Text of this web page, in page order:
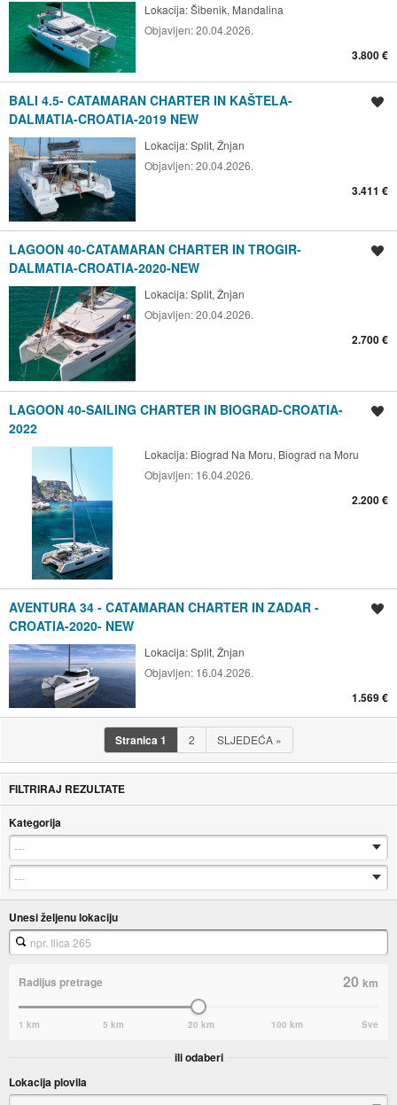
Lokacija:Šibenik, Mandalina
Objavljen:20.04.2026.
3.800 €
BALI 4.5- CATAMARAN CHARTER IN KAŠTELA-
DALMATIA-CROATIA-2019 NEW
Lokacija:Split, Žnjan
Objavljen:20.04.2026.
3.411 €
LAGOON 40-CATAMARAN CHARTER IN TROGIR-
DALMATIA-CROATIA-2020-NEW
Lokacija:Split, Žnjan
Objavljen:20.04.2026.
2.700 €
LAGOON 40-SAILING CHARTER IN BIOGRAD-CROATIA-
2022
Lokacija: Biograd Na Moru, Biograd na Moru
Objavljen: 16.04.2026.
2.200 €
AVENTURA 34 - CATAMARAN CHARTER IN ZADAR -
CROATIA-2020- NEW
Lokacija:Split, Žnjan
Objavljen: 16.04.2026.
1.569 €
Stranica1 2 SLJEDEĆA »
FILTRIRAJ REZULTATE
Kategorija
Unesi željenu lokaciju
Radijus pretrage 20km
1 km 5 km 20 km 100 km Sve
ili odaberi
Lokacija plovila